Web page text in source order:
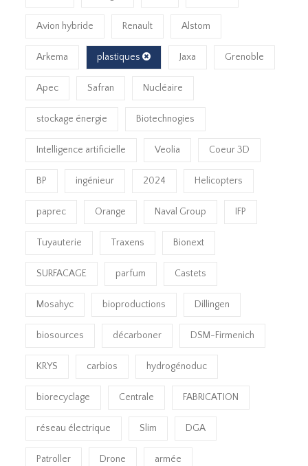
Avion hybride Renault Alstom
Arkema plastiques Jaxa Grenoble
Apec Safran Nucléaire
stockage énergie Biotechnogies
Intelligence artificielle Veolia Coeur 3D
BP ingénieur 2024 Helicopters
paprec Orange Naval Group IFP
Tuyauterie Traxens Bionext
SURFACAGE parfum Castets
Mosahyc bioproductions Dillingen
biosources décarboner DSM-Firmenich
KRYS carbios hydrogénoduc
biorecyclage Centrale FABRICATION
réseau électrique Slim DGA
Patroller Drone armée